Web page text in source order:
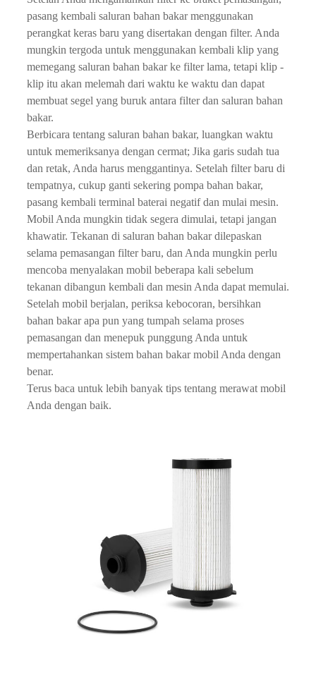
pasang kembali saluran bahan bakar menggunakan
perangkat keras baru yang disertakan dengan filter. Anda
mungkin tergoda untuk menggunakan kembali klip yang
memegang saluran bahan bakar ke filter lama, tetapi klip -
klip itu akan melemah dari waktu ke waktu dan dapat
membuat segel yang buruk antara filter dan saluran bahan
bakar.
Berbicara tentang saluran bahan bakar, luangkan waktu
untuk memeriksanya dengan cermat; Jika garis sudah tua
dan retak, Anda harus menggantinya. Setelah filter baru di
tempatnya, cukup ganti sekering pompa bahan bakar,
pasang kembali terminal baterai negatif dan mulai mesin.
Mobil Anda mungkin tidak segera dimulai, tetapi jangan
khawatir. Tekanan di saluran bahan bakar dilepaskan
selama pemasangan filter baru, dan Anda mungkin perlu
mencoba menyalakan mobil beberapa kali sebelum
tekanan dibangun kembali dan mesin Anda dapat memulai.
Setelah mobil berjalan, periksa kebocoran, bersihkan
bahan bakar apa pun yang tumpah selama proses
pemasangan dan menepuk punggung Anda untuk
mempertahankan sistem bahan bakar mobil Anda dengan
benar.
Terus baca untuk lebih banyak tips tentang merawat mobil
Anda dengan baik.